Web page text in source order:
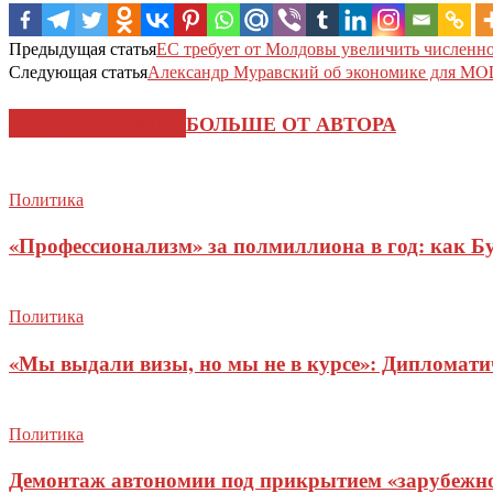
Предыдущая статьяЕС требует от Молдовы увеличить
Следующая статьяАлександр Муравский об экономике для
БОЛЬШЕ ОТ АВТОРА
Политика
«Профессионализм» за полмиллиона в год: как
Политика
«Мы выдали визы, но мы не в курсе»:
Политика
Демонтаж автономии под прикрытием